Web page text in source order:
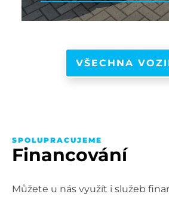
VŠECHNA
SPOLUPRACUJEME
Financování
Můžete u nás využít i služeb